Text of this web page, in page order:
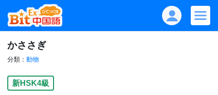
かささぎ
分類： 動物
新HSK4級